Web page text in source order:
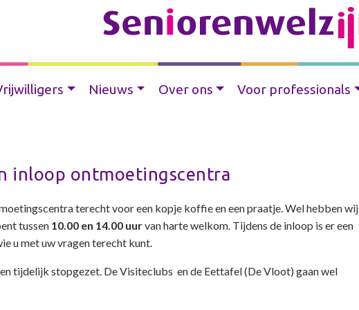
Nieuws Over ons Voor professionals
inloop ontmoetingscentra
terecht vooreen kopje koffie en een praatje. Wel hebben wij
tussen 10.00 en 14.00 uurvan harte welkom. Tijdens de inloop is er een
u met uw vragen terecht kunt.
tijdelijk stopgezet. De Visiteclubs en de Eettafel (De Vloot) gaan wel